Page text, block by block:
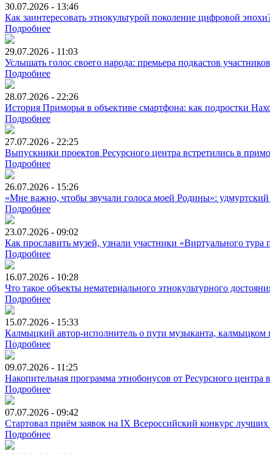
30.07.2026 - 13:46
Как заинтересовать этнокультурой поколение цифровой
Подробнее
29.07.2026 - 11:03
Услышать голос своего народа: премьера подкастов
Подробнее
28.07.2026 - 22:26
История Приморья в объективе смартфона: как подростки
Подробнее
27.07.2026 - 22:25
Выпускники проектов Ресурсного центра встретились в
Подробнее
26.07.2026 - 15:26
«Мне важно, чтобы звучали голоса моей Родины»:
Подробнее
23.07.2026 - 09:02
Как прославить музей, узнали участники «Виртуального
Подробнее
16.07.2026 - 10:28
Что такое объекты нематериального этнокультурного
Подробнее
15.07.2026 - 15:33
Калмыцкий автор-исполнитель о пути музыканта, калмыцком
Подробнее
09.07.2026 - 11:25
Накопительная программа этнобонусов от Ресурсного центра
Подробнее
07.07.2026 - 09:42
Стартовал приём заявок на IX Всероссийский конкурс
Подробнее